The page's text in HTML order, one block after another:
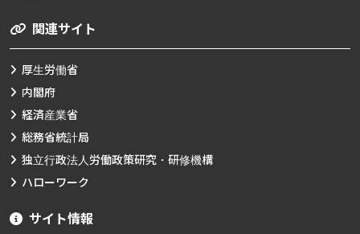
関連サイト
厚生労働省
内閣府
経済産業省
総務省統計局
独立行政法人労働政策研究・研修機構
ハローワーク
サイト情報